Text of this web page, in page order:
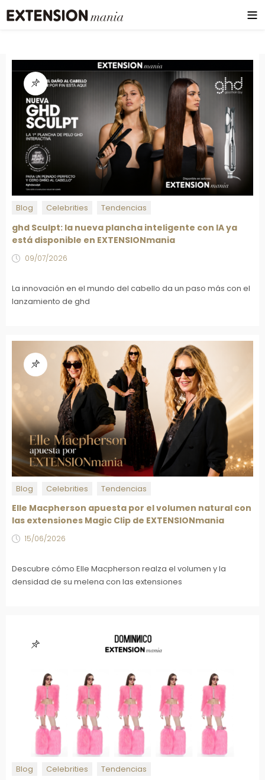
Blog Celebrities Tendencias
ghd Sculpt: la nueva plancha inteligente con IA ya
está disponible en EXTENSIONmania
09/07/2026
La innovación en el mundo del cabello da un paso más con el
lanzamiento de ghd
Blog Celebrities Tendencias
Elle Macpherson apuesta por el volumen natural con
las extensiones Magic Clip de EXTENSIONmania
15/06/2026
Descubre cómo Elle Macpherson realza el volumen y la
densidad de su melena con las extensiones
Blog Celebrities Tendencias